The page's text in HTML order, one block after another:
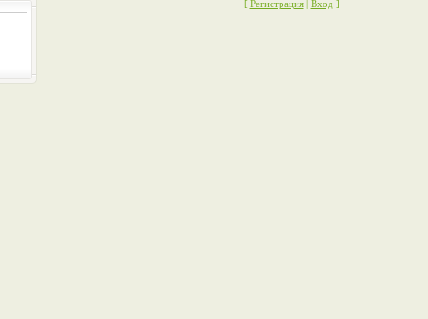
[ Регистрация| Вход ]